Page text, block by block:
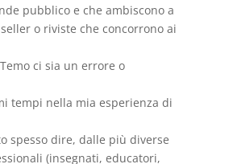
pubblico e che ambiscono a
o riviste che concorrono ai
ci sia un errore o
tempi nella mia esperienza di
spesso dire, dalle più diverse
(insegnati, educatori,